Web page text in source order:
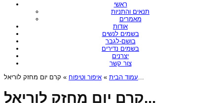
ראשי
תנאים והתניות
מאמרים
אודות
בשמים לנשים
בושם-לגבר
בשמים נדירים
יצרנים
צור קשר
עמוד הבית » איפור וטיפוח » קרם יום מחזק לוריאל...
קרם יום מחזק לוריאל...